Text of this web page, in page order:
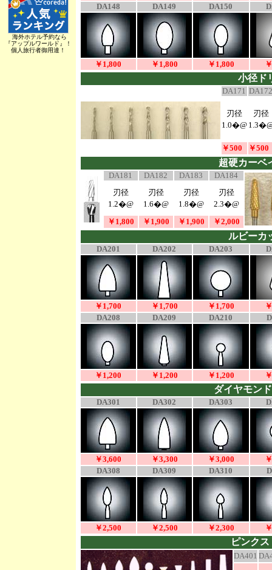
海外ホテル予約なら
『アップルワールド』！
個人旅行者御用達！
DA148
DA149 DA150
￥1,800 ￥1,800 ￥1,800
小径
DA171 DA172
刃径
1.0�@
刃径
￥500 ￥500
超硬カー
DA181 DA182 DA183
DA184
刃径
1.2�@
刃径
1.6�@
刃径
1.8�@
刃径
2.3�@
￥1,800
￥1,900 ￥1,900 ￥2,000
ルビーカ
DA201 DA202 DA203
￥1,700 ￥1,700 ￥1,700
DA208
DA209 DA210
￥1,200 ￥1,200 ￥1,200
ダイヤモン
DA301 DA302 DA303
￥3,600 ￥3,300 ￥3,000
DA308
DA309 DA310
￥2,500 ￥2,500 ￥2,300
ピンク
DA401